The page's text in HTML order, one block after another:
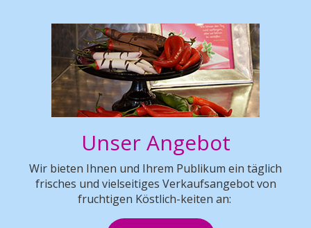
Unser Angebot
Wir bieten Ihnen und Ihrem Publikum ein täglich
frisches und vielseitiges Verkaufsangebot von
fruchtigen Köstlich-keiten an: